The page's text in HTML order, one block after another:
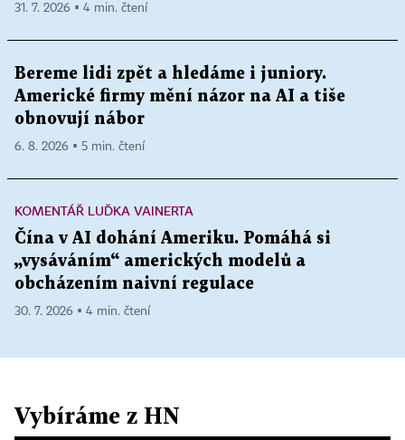
31. 7. 2026 ▪ 4 min. čtení
Bereme lidi zpět a hledáme i juniory.
Americké firmy mění názor na AI a tiše
obnovují nábor
6. 8. 2026 ▪ 5 min. čtení
KOMENTÁŘ LUĎKA VAINERTA
Čína v AI dohání Ameriku. Pomáhá si
„vysáváním“ amerických modelů a
obcházením naivní regulace
30. 7. 2026 ▪ 4 min. čtení
Vybíráme z HN